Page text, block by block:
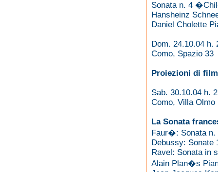
Sonata n. 4
Hansheinz
Daniel Cholette
Dom. 24.10.04 h.
Como, Spazio 33
Proiezioni di
Sab. 30.10.04 h.
Como, Villa Olmo
La Sonata
Faur�: Sonata n.
Debussy: Sonate
Ravel: Sonata in
Alain Plan�s